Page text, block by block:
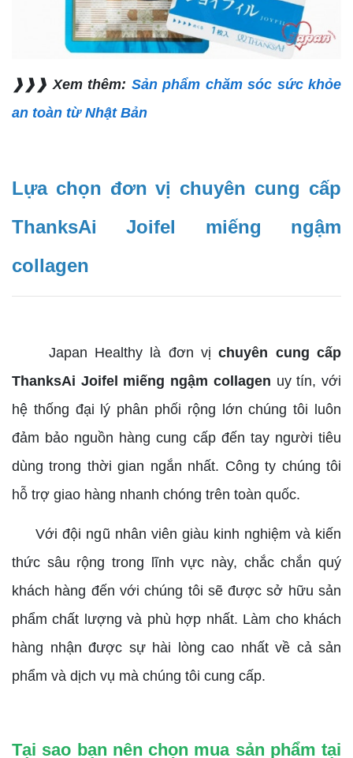
❱❱❱ Xem thêm: Sản phẩm chăm sóc sức khỏe
an toàn từ Nhật Bản
Lựa chọn đơn vị chuyên cung cấp
ThanksAi Joifel miếng ngậm
collagen
Japan Healthy là đơn vịchuyên cung cấp
ThanksAi Joifel miếng ngậm collagen uy tín, với
hệ thống đại lý phân phối rộng lớn chúng tôi luôn
đảm bảo nguồn hàng cung cấp đến tay người tiêu
dùng trong thời gian ngắn nhất. Công ty chúng tôi
hỗ trợ giao hàng nhanh chóng trên toàn quốc.
Với đội ngũ nhân viên giàu kinh nghiệm và kiến
thức sâu rộng trong lĩnh vực này, chắc chắn quý
khách hàng đến với chúng tôi sẽ được sở hữu sản
phẩm chất lượng và phù hợp nhất. Làm cho khách
hàng nhận được sự hài lòng cao nhất về cả sản
phẩm và dịch vụ mà chúng tôi cung cấp.
Tại sao bạn nên chọn mua sản phẩm tại